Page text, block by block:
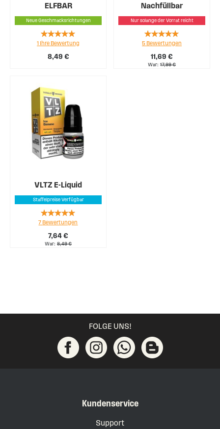
ELFBAR
Neue Geschmacksrichtungen
8,49 €
Rating:
100%
1 Ihre Bewertung
Nachfüllbar
Nur solange der Vorrat reicht
11,69 €
War 17,99 €
Rating:
100%
5 Bewertungen
VLTZ E-Liquid
Staffelpreise Verfügbar
7,64 €
War 8,49 €
Rating:
94%
7 Bewertungen
FOLGE UNS!
Kundenservice
Support